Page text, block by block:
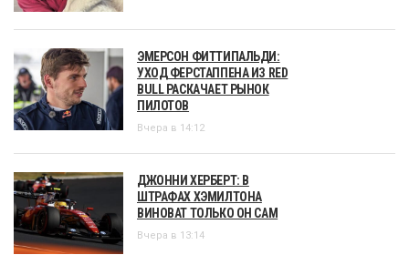
ЭМЕРСОН ФИТТИПАЛЬДИ:
УХОД ФЕРСТАППЕНА ИЗ RED
BULL РАСКАЧАЕТ РЫНОК
ПИЛОТОВ
Вчера в 14:12
ДЖОННИ ХЕРБЕРТ: В
ШТРАФАХ ХЭМИЛТОНА
ВИНОВАТ ТОЛЬКО ОН САМ
Вчера в 13:14